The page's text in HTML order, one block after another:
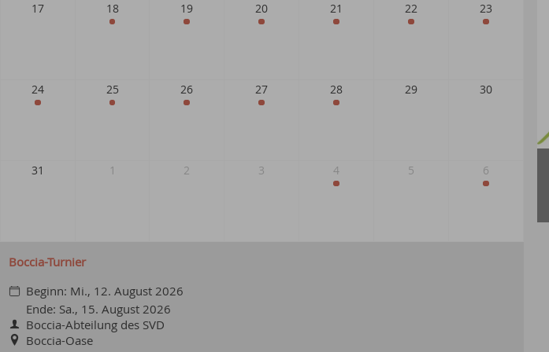
Boccia-Turnier
Beginn: Mi., 12. August 2026
Ende: Sa., 15. August 2026
Boccia-Abteilung des SVD
Boccia-Oase